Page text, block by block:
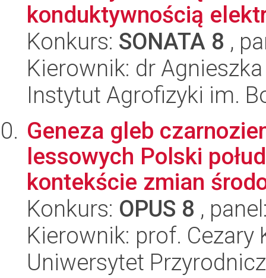
konduktywnością
Konkurs: SONATA 8 ,
Kierownik: dr
Instytut Agrofizyki im.
Geneza gleb
lessowych Polski
kontekście zmian
Konkurs: OPUS 8 ,
Kierownik: prof. Cezary
Uniwersytet